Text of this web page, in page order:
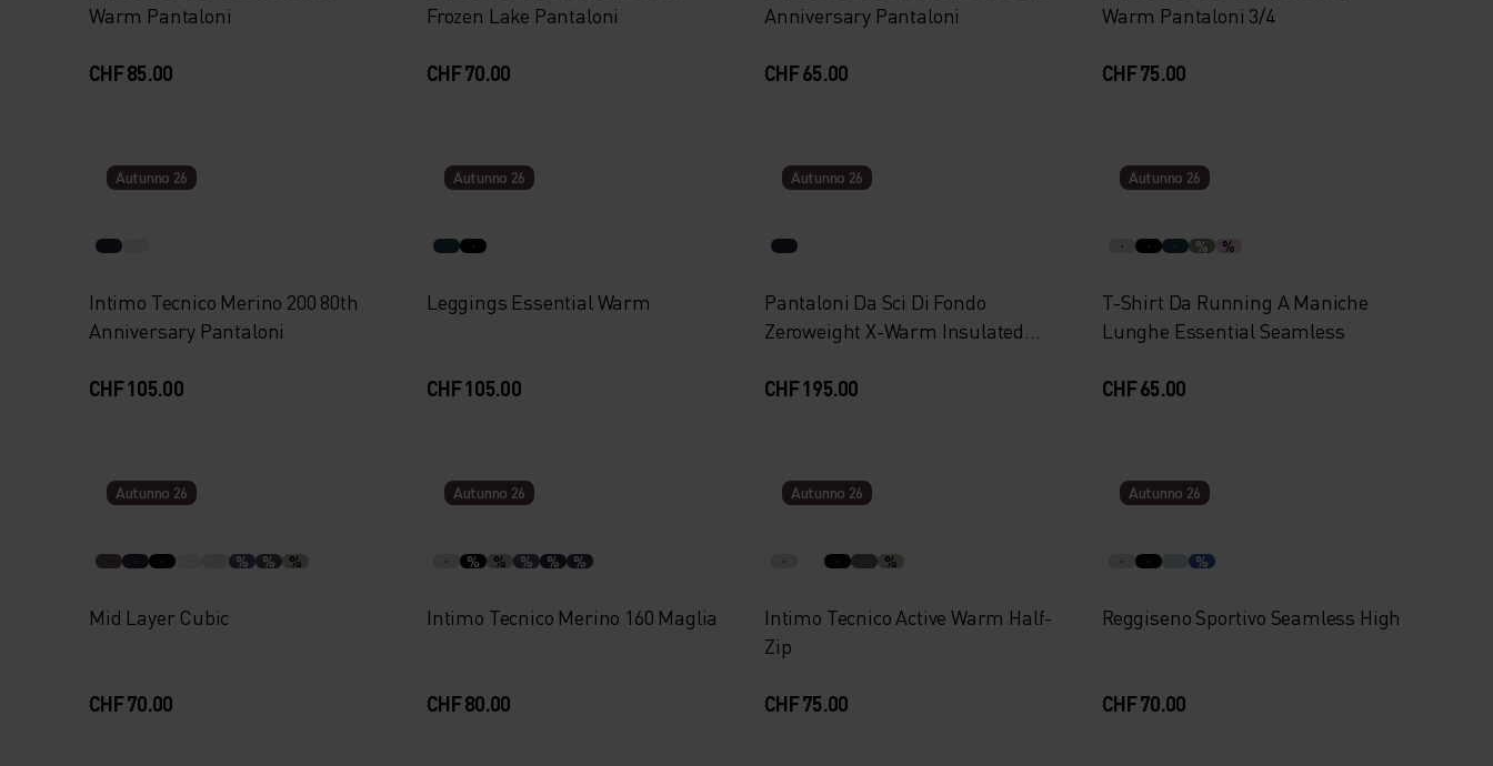
Warm Pantaloni
CHF 85.00
Frozen Lake Pantaloni
CHF 70.00
Anniversary Pantaloni
CHF 65.00
Warm Pantaloni 3/4
CHF 75.00
Autunno 26
Intimo Tecnico Merino 200 80th
Anniversary Pantaloni
CHF 105.00
Autunno 26
Leggings Essential Warm
CHF 105.00
Autunno 26
Pantaloni Da Sci Di Fondo
Zeroweight X-Warm Insulated
CHF 195.00
Autunno 26
% %
T-Shirt Da Running A Maniche
Lunghe Essential Seamless
CHF 65.00
Autunno 26
% % %
Mid Layer Cubic
CHF 70.00
Autunno 26
% % % % %
Intimo Tecnico Merino 160 Maglia
CHF 80.00
Autunno 26
%
Intimo Tecnico Active Warm Half-
Zip
CHF 75.00
Autunno 26
%
Reggiseno Sportivo Seamless High
CHF 70.00